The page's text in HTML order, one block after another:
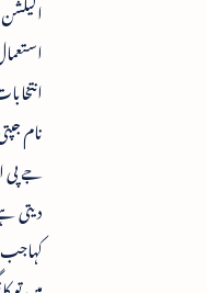
نام
جے
دیتی